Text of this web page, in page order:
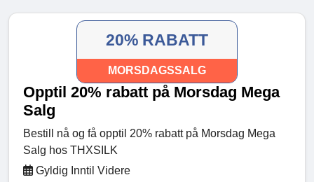
20% RABATT
MORSDAGSSALG
Opptil 20% rabatt på Morsdag Mega
Salg
Bestill nå og få opptil 20% rabatt på Morsdag Mega
Salg hos THXSILK
Gyldig Inntil Videre